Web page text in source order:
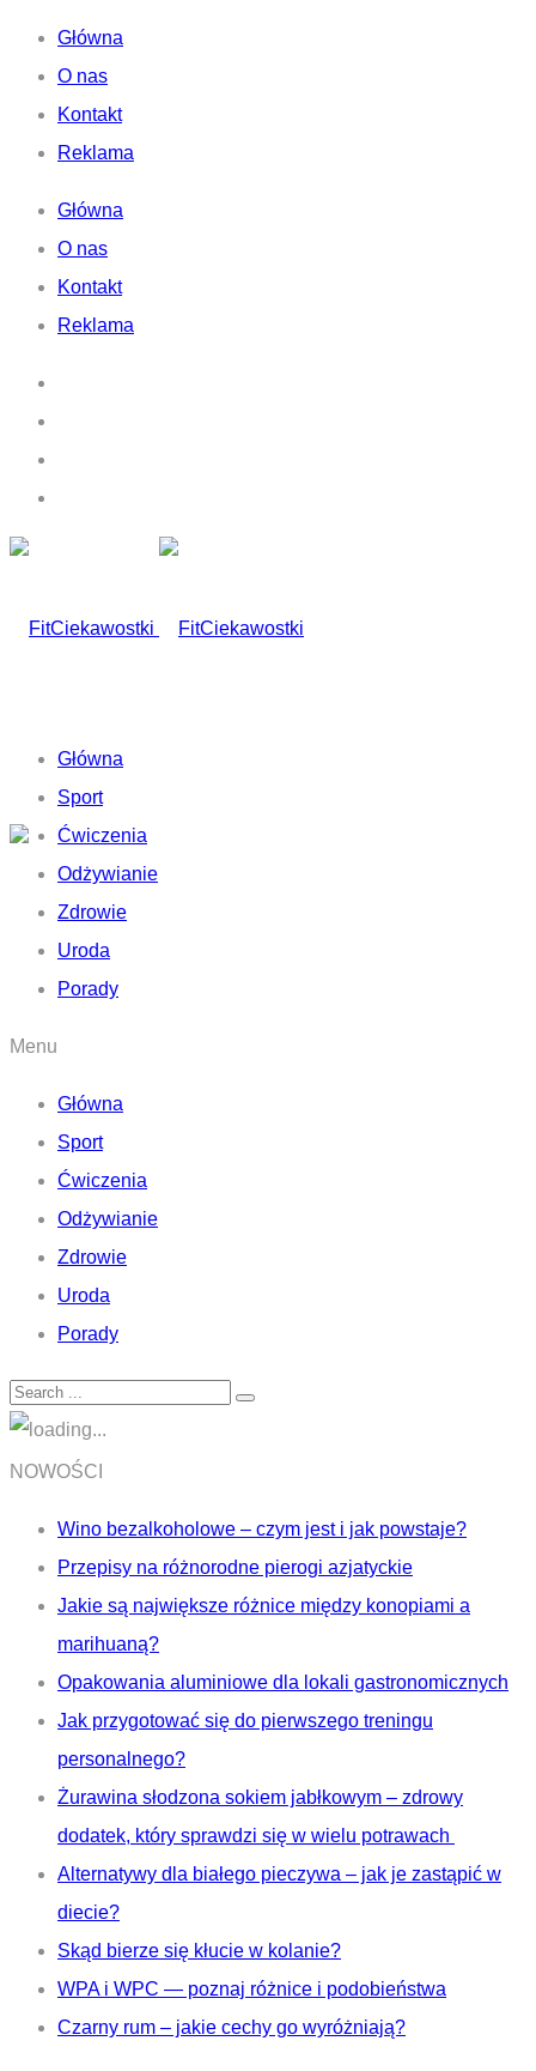
Główna
O nas
Kontakt
Reklama
Główna
O nas
Kontakt
Reklama
Główna
Sport
Ćwiczenia
Odżywianie
Zdrowie
Uroda
Porady
Menu
Główna
Sport
Ćwiczenia
Odżywianie
Zdrowie
Uroda
Porady
NOWOŚCI
Wino bezalkoholowe – czym jest i jak powstaje?
Przepisy na różnorodne pierogi azjatyckie
Jakie są największe różnice między konopiami a
marihuaną?
Opakowania aluminiowe dla lokali gastronomicznych
Jak przygotować się do pierwszego treningu
personalnego?
Żurawina słodzona sokiem jabłkowym – zdrowy
dodatek, który sprawdzi się w wielu potrawach
Alternatywy dla białego pieczywa – jak je zastąpić w
diecie?
Skąd bierze się kłucie w kolanie?
WPA i WPC — poznaj różnice i podobieństwa
Czarny rum – jakie cechy go wyróżniają?